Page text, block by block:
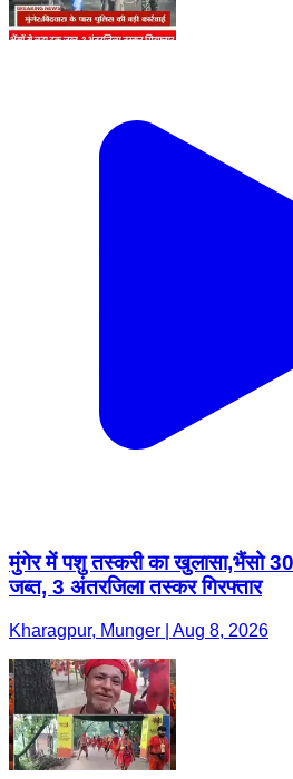
मुंगेर में पशु तस्करी का खुलासा,भैंसो
जब्त, 3 अंतरजिला तस्कर गिरफ्तार
Kharagpur, Munger | Aug 8, 2026